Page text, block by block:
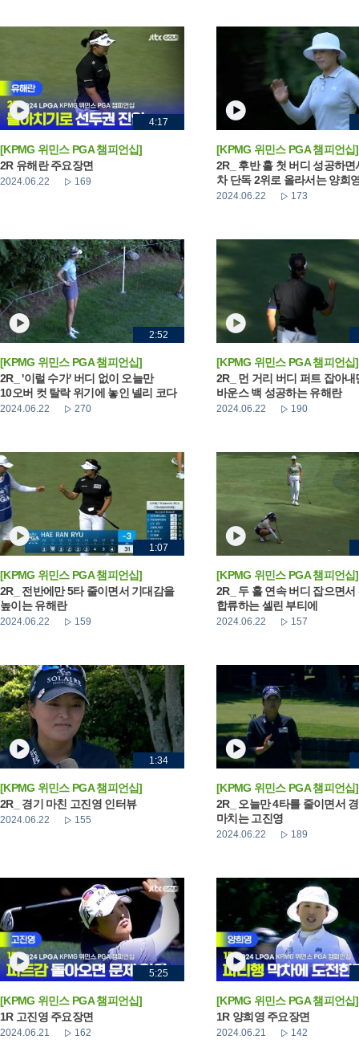
4:17
[KPMG 위민스 PGA 챔피언십]
2R 유해란 주요장면
2024.06.22 169
[KPMG 위민스 PGA 챔피언십]
2R_ 후반 홀 첫 버디 성공하면
차 단독 2위로 올라서는 양희
2024.06.22 173
2:52
[KPMG 위민스 PGA 챔피언십]
2R_ '이럴 수가' 버디 없이 오늘만
10오버 컷 탈락 위기에 놓인 넬리 코다
2024.06.22 270
[KPMG 위민스 PGA 챔피언십]
2R_ 먼 거리 버디 퍼트 잡아내
바운스 백 성공하는 유해란
2024.06.22 190
1:07
[KPMG 위민스 PGA 챔피언십]
2R_ 전반에만 5타 줄이면서 기대감을
높이는 유해란
2024.06.22 159
[KPMG 위민스 PGA 챔피언십]
2R_ 두 홀 연속 버디 잡으면서
합류하는 셀린 부티에
2024.06.22 157
1:34
[KPMG 위민스 PGA 챔피언십]
2R_ 경기 마친 고진영 인터뷰
2024.06.22 155
[KPMG 위민스 PGA 챔피언십]
2R_ 오늘만 4타를 줄이면서
마치는 고진영
2024.06.22 189
5:25
[KPMG 위민스 PGA 챔피언십]
1R 고진영 주요장면
2024.06.21 162
[KPMG 위민스 PGA 챔피언십]
1R 양희영 주요장면
2024.06.21 142